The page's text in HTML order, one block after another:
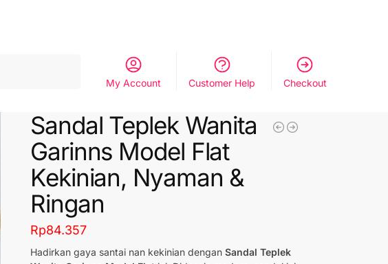
My Account Customer Help Checkout
Sandal Teplek Wanita
Garinns Model Flat
Kekinian, Nyaman &
Ringan
Rp84.357
Hadirkan gaya santai nan kekinian denganSandal Teplek